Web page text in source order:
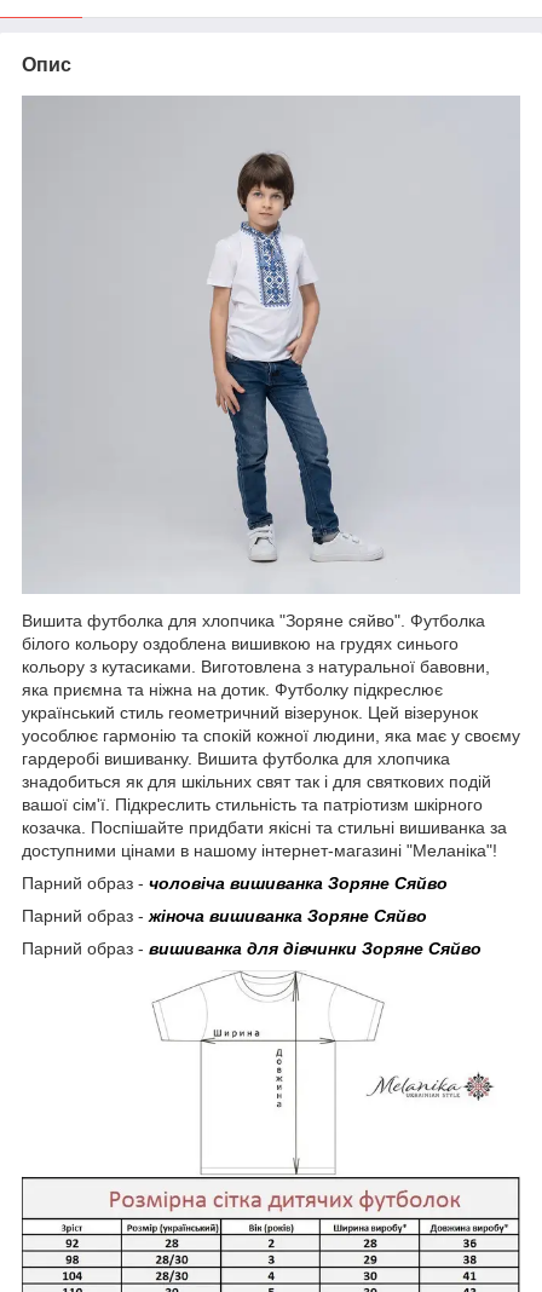
Опис
Вишита футболка для хлопчика "Зоряне сяйво". Футболка
білого кольору оздоблена вишивкою на грудях синього
кольору з кутасиками. Виготовлена з натуральної бавовни,
яка приємна та ніжна на дотик. Футболку підкреслює
український стиль геометричний візерунок. Цей візерунок
уособлює гармонію та спокій кожної людини, яка має у своєму
гардеробі вишиванку. Вишита футболка для хлопчика
знадобиться як для шкільних свят так і для святкових подій
вашої сім'ї. Підкреслить стильність та патріотизм шкірного
козачка. Поспішайте придбати якісні та стильні вишиванка за
доступними цінами в нашому інтернет-магазині "Меланіка"!
Парний образ - чоловіча вишиванка Зоряне Сяйво
Парний образ - жіноча вишиванка Зоряне Сяйво
Парний образ - вишиванка для дівчинки Зоряне Сяйво